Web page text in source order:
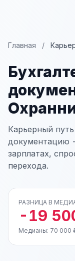
Главная /
Карьерный
документацию
зарплатах,
перехода.
РАЗНИЦА В
-19
Медианы: 70 000